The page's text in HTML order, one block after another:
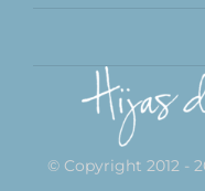
© Copyright 2012 -